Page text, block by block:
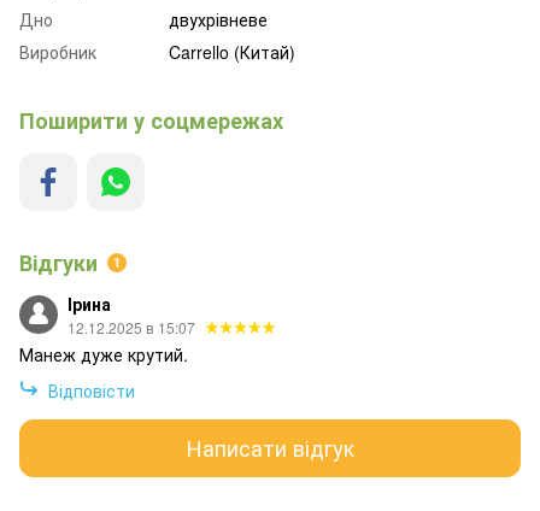
Дно
двухрівневе
Виробник
Carrello (Китай)
Поширити у соцмережах
Відгуки 1
Ірина
12.12.2025 в 15:07
Манеж дуже крутий.
Відповісти
Написати відгук